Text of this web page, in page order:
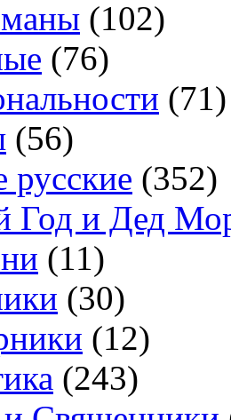
(102)
(76)
(71)
(56)
(352)
Год и Дед
(11)
(30)
(12)
(243)